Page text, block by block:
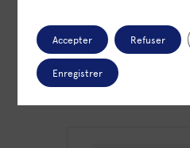
3h en visioconférence
De 5 à 10 participants
Accepter Refuser
Enregistrer